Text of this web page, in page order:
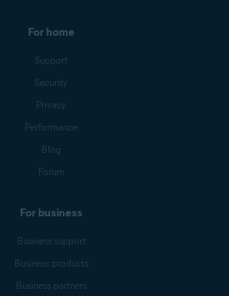
For home
Support
Security
Privacy
Performance
Blog
Forum
For business
Business support
Business products
Business partners